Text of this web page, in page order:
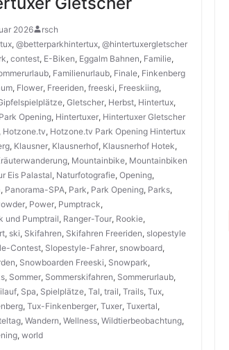
2026
rsch
, @betterparkhintertux, @hintertuxergletscher
, contest, E-Biken, Eggalm Bahnen, Familie,
, Familienurlaub, Finale, Finkenberg
, Flower, Freeriden, freeski, Freeskiing,
, Gletscher, Herbst, Hintertux,
Opening, Hintertuxer, Hintertuxer Gletscher
Hotzone.tv, Hotzone.tv Park Opening Hintertux
, Klausner, Klausnerhof, Klausnerhof Hotek,
, Mountainbike, Mountainbiken
Eis Palastal, Naturfotografie, Opening,
, Panorama-SPA, Park, Park Opening, Parks,
, Power, Pumptrack,
und Pumptrail, Ranger-Tour, Rookie,
, ski, Skifahren, Skifahren Freeriden, slopestyle
Contest, Slopestyle-Fahrer, snowboard,
, Snowboarden Freeski, Snowpark,
, Sommer, Sommerskifahren, Sommerurlaub,
, Spa, Spielplätze, Tal, trail, Trails, Tux,
, Tux-Finkenberger, Tuxer, Tuxertal,
, Wandern, Wellness, Wildtierbeobachtung,
, world